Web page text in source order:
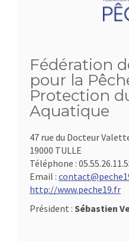
Fédération
pour la
Protection
Aquatique
47 rue du Docteur
19000 TULLE
Téléphone :
Email :
http://www.peche19.fr
Président : Sébastien